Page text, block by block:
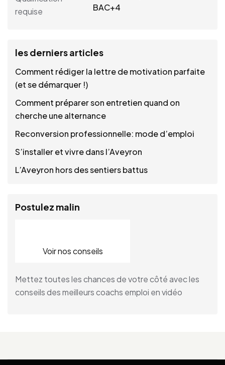
requise
BAC+4
les derniers articles
Comment rédiger la lettre de motivation parfaite
(et se démarquer !)
Comment préparer son entretien quand on
cherche une alternance
Reconversion professionnelle: mode d’emploi
S’installer et vivre dans l’Aveyron
L’Aveyron hors des sentiers battus
Postulez malin
Voir nos conseils
Mettez toutes les chances de votre côté avec les
conseils des meilleurs coachs emploi en vidéo